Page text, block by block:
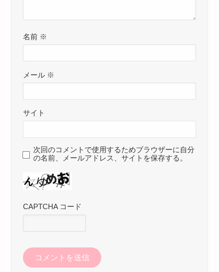
名前 ※
メール ※
サイト
次回のコメントで使用するためブラウザーに自分
の名前、メールアドレス、サイトを保存する。
CAPTCHA コード